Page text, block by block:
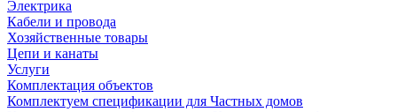
Электрика
Кабели и провода
Хозяйственные товары
Цепи и канаты
Услуги
Комплектация объектов
Комплектуем спецификации для Частных домов